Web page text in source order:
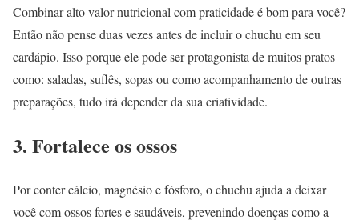
Combinar alto valor nutricional com praticidade é bom para você?
Então não pense duas vezes antes de incluir o chuchu em seu
cardápio. Isso porque ele pode ser protagonista de muitos pratos
como: saladas, suflês, sopas ou como acompanhamento de outras
preparações, tudo irá depender da sua criatividade.
3. Fortalece os ossos
Por conter cálcio, magnésio e fósforo, o chuchu ajuda a deixar
você com ossos fortes e saudáveis, prevenindo doenças como a